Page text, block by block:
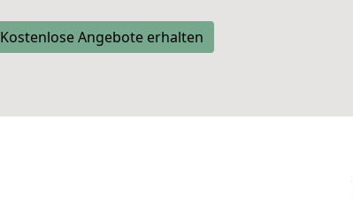
Kostenlose Angebote erhalten